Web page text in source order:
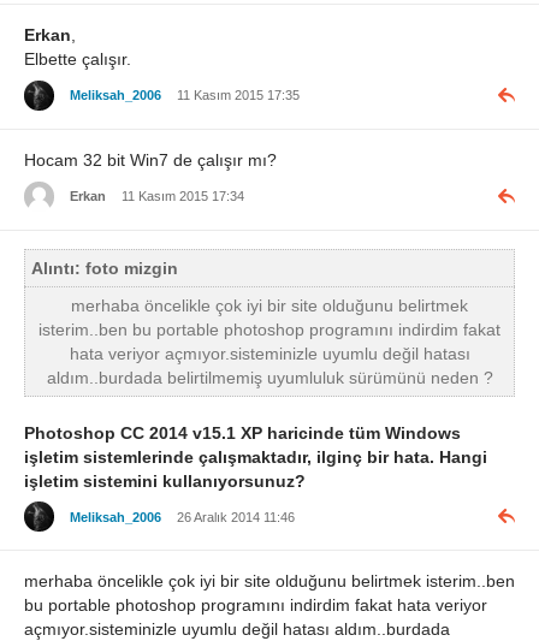
Erkan
Elbette çalışır.
Meliksah_2006 11 Kasım 2015 17:35
Hocam 32 bit Win7 de çalışır mı?
Erkan 11 Kasım 2015 17:34
Alıntı: foto mizgin
merhaba öncelikle çok iyi bir site olduğunu belirtmek
isterim..ben bu portable photoshop programını indirdim fakat
hata veriyor açmıyor.sisteminizle uyumlu değil hatası
aldım..burdada belirtilmemiş uyumluluk sürümünü neden ?
Photoshop CC 2014 v15.1 XP haricinde tüm Windows
işletim sistemlerinde çalışmaktadır, ilginç bir hata. Hangi
işletim sistemini kullanıyorsunuz?
Meliksah_2006 26 Aralık 2014 11:46
merhaba öncelikle çok iyi bir site olduğunu belirtmek isterim..ben
bu portable photoshop programını indirdim fakat hata veriyor
açmıyor.sisteminizle uyumlu değil hatası aldım..burdada